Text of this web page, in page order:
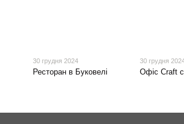
30 грудня 2024
Ресторан в Буковелі
30 грудня
Офіс Craft